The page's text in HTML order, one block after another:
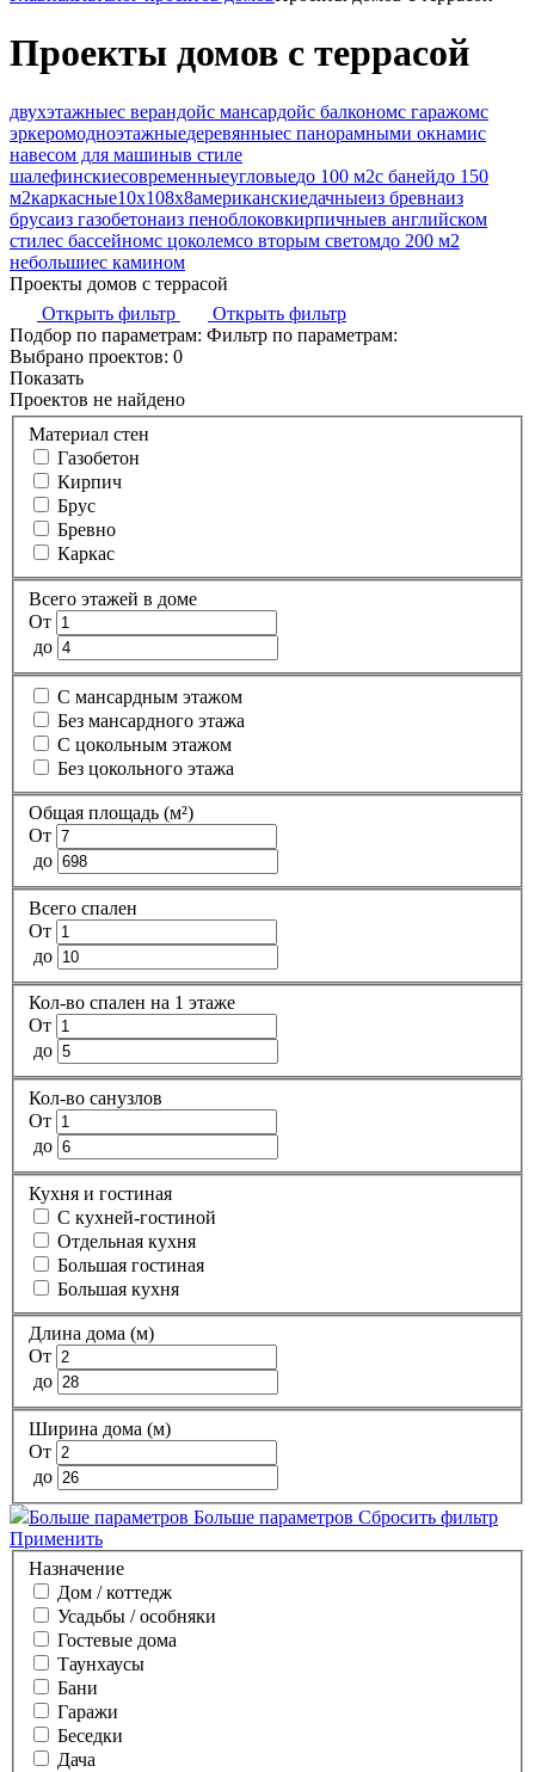
Проекты домов с террасой
двухэтажныес верандойс мансардойс балкономс гаражомс
эркеромодноэтажныедеревянныес панорамными окнамис
навесом для машиныв стиле
шалефинскиесовременныеугловыедо 100 м2с банейдо 150
м2каркасные10х108х8американскиедачныеиз бревнаиз
брусаиз газобетонаиз пеноблоковкирпичныев английском
стилес бассейномс цоколемсо вторым светомдо 200 м2
небольшиес камином
Проекты домов с террасой
Открыть фильтр
Открыть фильтр
Подбор по параметрам: Фильтр по параметрам:
Выбрано проектов: 0
Показать
Проектов не найдено
Материал стен
Газобетон
Кирпич
Брус
Бревно
Каркас
Всего этажей в доме
От
до
С мансардным этажом
Без мансардного этажа
С цокольным этажом
Без цокольного этажа
Общая площадь (м²)
От
до
Всего спален
От
до
Кол-во спален на 1 этаже
От
до
Кол-во санузлов
От
до
Кухня и гостиная
С кухней-гостиной
Отдельная кухня
Большая гостиная
Большая кухня
Длина дома (м)
От
до
Ширина дома (м)
От
до
Больше параметров Больше параметров Сбросить фильтр
Применить
Назначение
Дом / коттедж
Усадьбы / особняки
Гостевые дома
Таунхаусы
Бани
Гаражи
Беседки
Дача